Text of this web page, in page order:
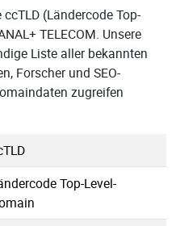
ccTLD (Ländercode Top-
TELECOM. Unsere
Liste aller bekannten
Forscher und SEO-
zugreifen
Top-Level-